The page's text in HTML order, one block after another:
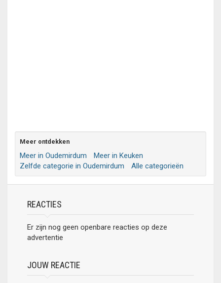
Meer ontdekken
Meer in Oudemirdum
Meer in Keuken
Zelfde categorie in Oudemirdum
Alle categorieën
REACTIES
Er zijn nog geen openbare reacties op deze
advertentie
JOUW REACTIE